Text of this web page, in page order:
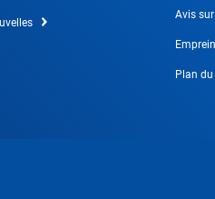
Avis
Plan